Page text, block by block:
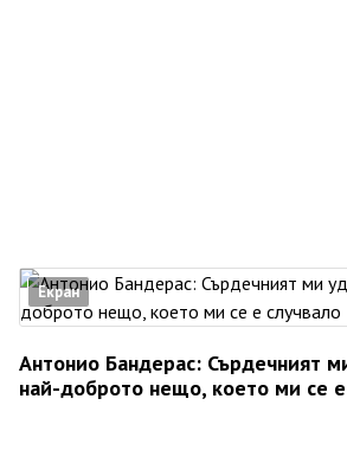
Екран
Антонио Бандерас: Сърдечният
най-доброто нещо, което ми се е